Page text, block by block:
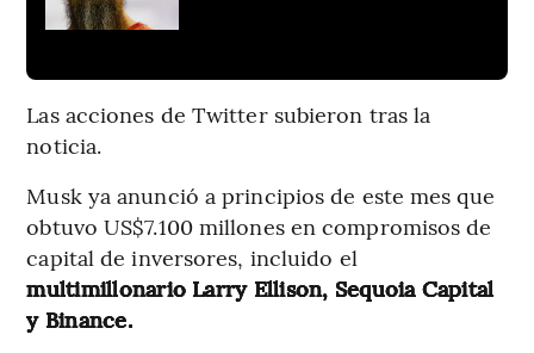
Las acciones de Twitter subieron tras la
noticia.
Musk ya anunció a principios de este mes que
obtuvo US$7.100 millones en compromisos de
capital de inversores, incluido el
multimillonario Larry Ellison, Sequoia Capital
y Binance.